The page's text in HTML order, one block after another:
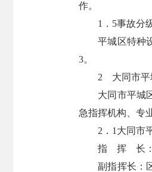
作。
1．5事故分
平城区特种
3。
2 大同市平
大同市平城
急指挥机构、专
2．1大同市
指 挥 长：
副指挥长：